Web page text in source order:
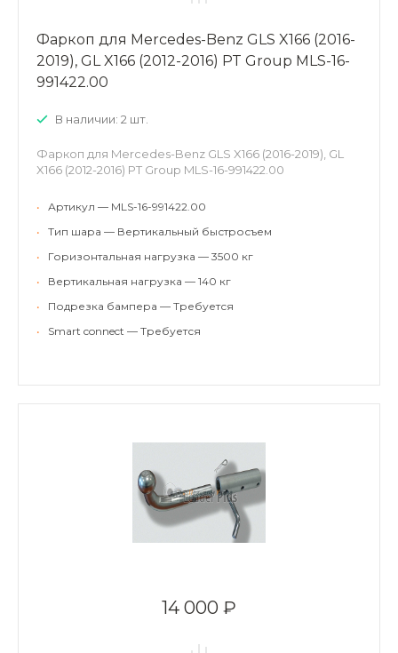
Фаркоп для Mercedes-Benz GLS X166 (2016-
2019), GL X166 (2012-2016) PT Group MLS-16-
991422.00
В наличии: 2 шт.
Фаркоп для Mercedes-Benz GLS X166 (2016-2019), GL
X166 (2012-2016) PT Group MLS-16-991422.00
•
Артикул — MLS-16-991422.00
•
Тип шара — Вертикальный быстросъем
•
Горизонтальная нагрузка — 3500 кг
•
Вертикальная нагрузка — 140 кг
•
Подрезка бампера — Требуется
•
Smart connect — Требуется
14 000 ₽